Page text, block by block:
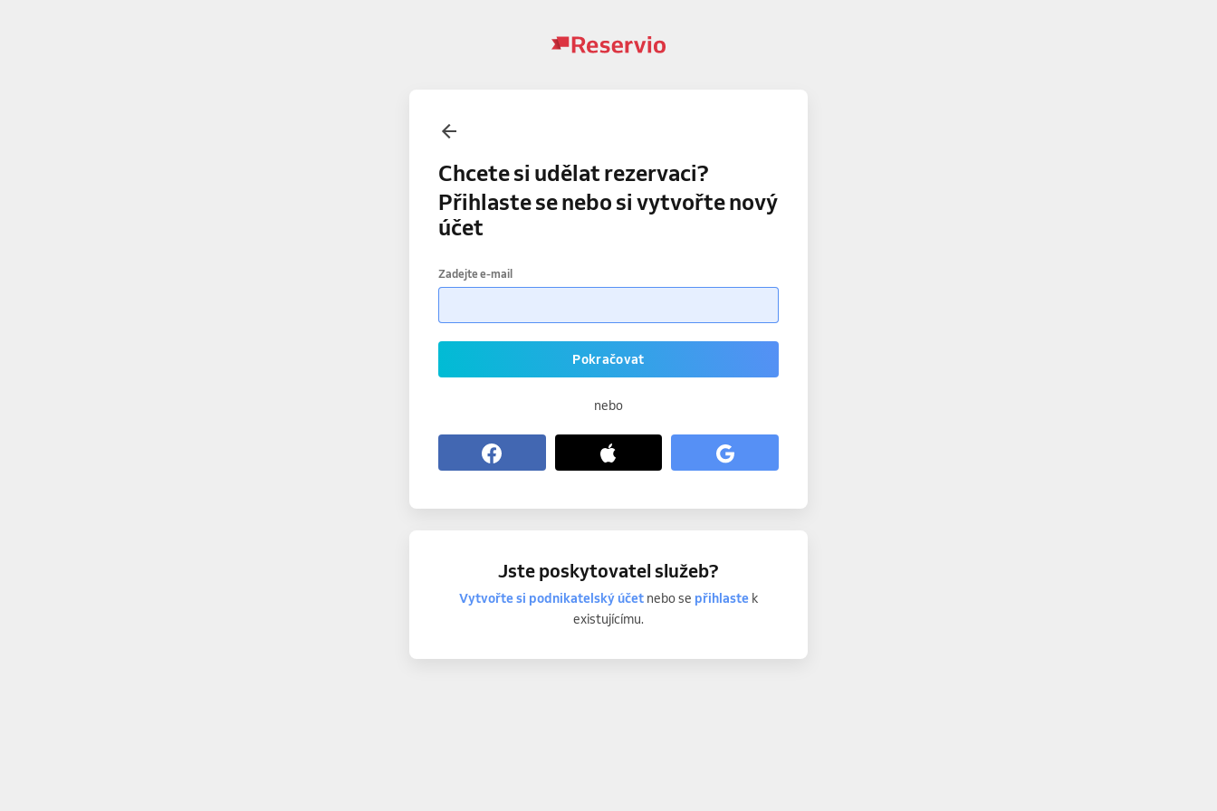
Chcete si udělat rezervaci?
Přihlaste se nebo si vytvořte nový
účet
Zadejte e-mail
Pokračovat
nebo
Jste poskytovatel služeb?
Vytvořte si podnikatelský účetnebo se přihlastek
existujícímu.